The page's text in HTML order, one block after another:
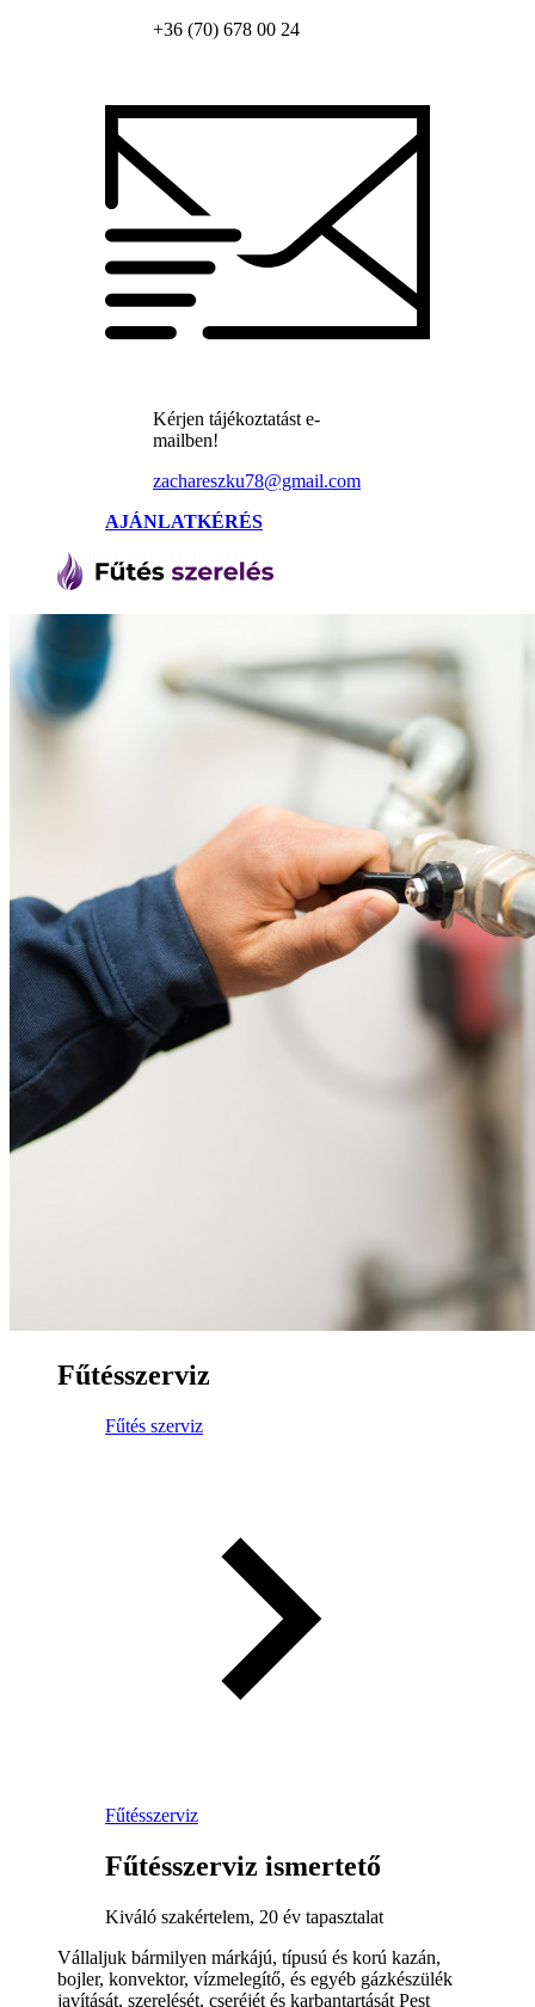
+36 (70) 678 00 24
Kérjen tájékoztatást e-
mailben!
zachareszku78@gmail.com
AJÁNLATKÉRÉS
Fűtésszerviz
Fűtés szerviz
Fűtésszerviz
Fűtésszerviz ismertető
Kiváló szakértelem, 20 év tapasztalat
Vállaljuk bármilyen márkájú, típusú és korú kazán,
bojler, konvektor, vízmelegítő, és egyéb gázkészülék
javítását, szerelését, cseréjét és karbantartását Pest